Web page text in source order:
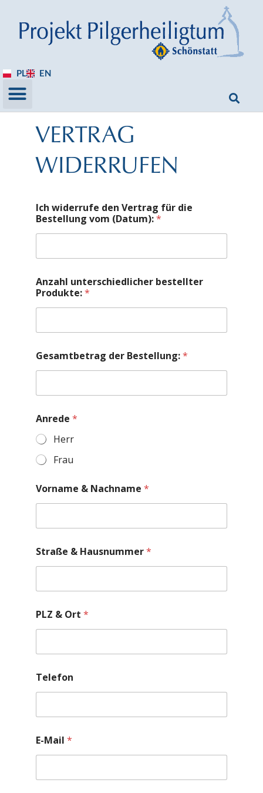
PL EN
VERTRAG
WIDERRUFEN
Ich widerrufe den Vertrag für die
Bestellung vom (Datum):*
Anzahl unterschiedlicher bestellter
Produkte:*
Gesamtbetrag der Bestellung:*
Anrede *
Herr
Frau
Vorname & Nachname *
Straße & Hausnummer*
PLZ & Ort *
n
t
r
c
h
i
d
Telefon
E-Mail *